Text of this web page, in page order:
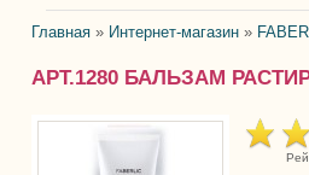
Главная » Интернет-магазин »
АРТ.1280 БАЛЬЗАМ